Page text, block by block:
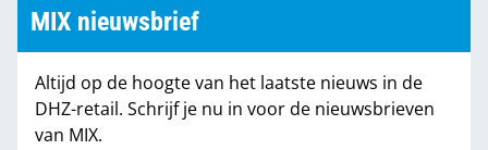
Partners
MIX nieuwsbrief
Altijd op de hoogte van het laatste nieuws in de
DHZ-retail. Schrijf je nu in voor de nieuwsbrieven
van MIX.